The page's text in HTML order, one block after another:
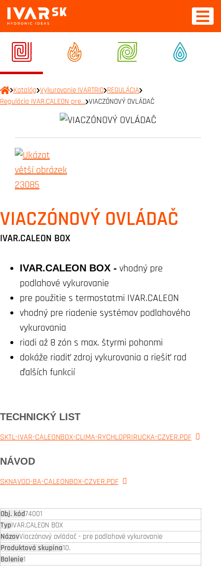
Katalóg Vykurovanie IVARTRIO REGULÁCIA
Regulácia IVAR.CALEON pre… VIACZÓNOVÝ OVLÁDAČ
VIACZÓNOVÝ OVLÁDAČ
IVAR.CALEON BOX
IVAR.CALEON BOX - vhodný pre
podlahové vykurovanie
pre použitie s termostatmi IVAR.CALEON
vhodný pre riadenie systémov podlahového
vykurovania
riadi až 8 zón s max. štyrmi pohonmi
dokáže riadiť zdroj vykurovania a riešiť rad
ďalších funkcií
TECHNICKÝ LIST
SKTL-IVAR-CALEONBOX-CLIMA-RYCHLOPRIRUCKA-CZVER.PDF
NÁVOD
SKNAVOD-BA-CALEONBOX-CZVER.PDF
74001
IVAR.CALEON BOX
Viaczónový ovládač - pre podlahové vykurovanie
10.
1